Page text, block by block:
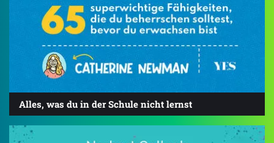
Alles, was du in der Schule nicht lernst